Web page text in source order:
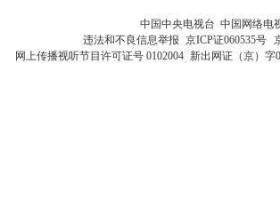
中国中央电视台 中国网络电
违法和不良信息举报 京ICP证060535号
网上传播视听节目许可证号 0102004 新出网证（京）